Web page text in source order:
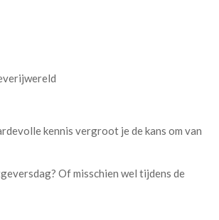
kennis vergroot je de kans om van
Of misschien wel tijdens de